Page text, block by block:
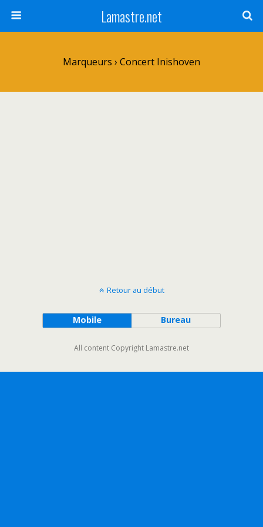
Lamastre.net
Marqueurs › Concert Inishoven
Retour au début
Mobile Bureau
All content Copyright Lamastre.net